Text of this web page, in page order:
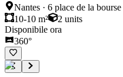
Nantes · 6 place de la bourse
10-10 m²
2 units
Disponibile ora
360°